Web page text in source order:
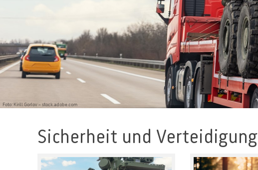
Foto: Kirill Gorlov – stock.adobe.com
Sicherheit und Verteidigung